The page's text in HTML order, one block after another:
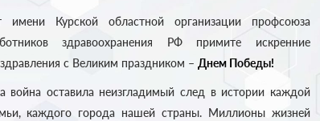
имени Курской областной организации профсоюза
здравоохранения РФ примите искренние
с Великим праздником – Днем Победы!
война оставила неизгладимый след в истории каждой
каждого города нашей страны. Миллионы жизней